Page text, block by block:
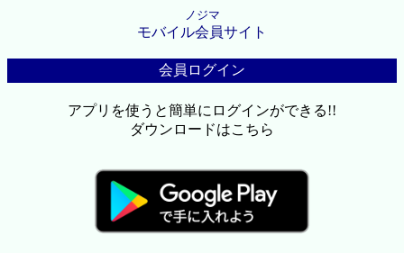
ノジマ
モバイル会員サイト
会員ログイン
アプリを使うと簡単にログインができる!!
ダウンロードはこちら